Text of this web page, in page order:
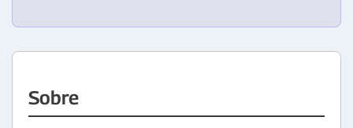
Sobre